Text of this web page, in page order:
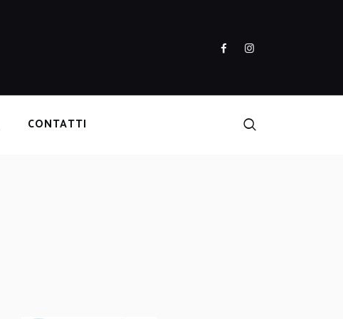
CONTATTI